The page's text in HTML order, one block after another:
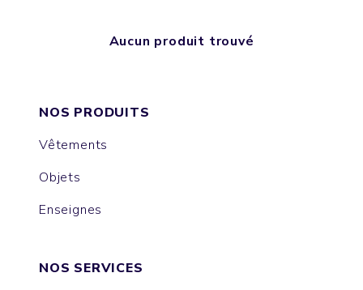
Aucun produit trouvé
NOS PRODUITS
Vêtements
Objets
Enseignes
NOS SERVICES